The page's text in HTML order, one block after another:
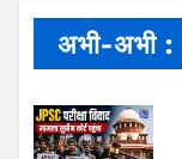
अभी-अभी :